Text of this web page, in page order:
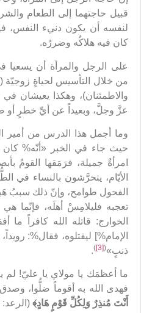
قبيل حاجتهما إلى الطعام
لنفسه أن يكون دنيء النفس،
كان فيه هلاكُه وضررُه.
على الرجل والمرأة أن يسعيا
من خلال التأسيس لحياةٍ زوجيّة
والاطمئنان)، وهكذا يعيشان
عزَّ وجلَّ، وبعيداً عن أيِّ خطرٍ أو
وما أجمل هذا الدرس من أمير
حيث جاء في الخبر «أنّه%
امرأةٌ جميلة، فرَمَقها القومُ
الأيّام، يتحرَّشون بالنساء في
الفحول طوامح، وإنّ ذلك سببُ
تعجبه فليلامِسْ أهلَه، فإنّما
الخوارج: قاتله الله كافراً
الإمام%] ليقتلوه، فقال%:
ذنبٍ»(
[3]
)
.
ما أعظمَك يا مولاي يا عليّ! لم
فهدى الله به أقوماً ضلُّوا،
أَنْتَ مُنذِرٌ وَلِكُلِّ قَوْمٍ هَادٍ﴾ (الرعد: 7).